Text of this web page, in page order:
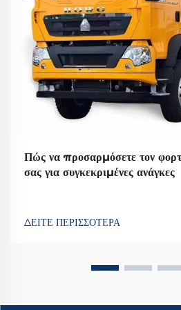
Πώς να προσαρμόσετε τον
σας για συγκεκριμένες ανάγκες
ΔΕΙΤΕ ΠΕΡΙΣΣΟΤΕΡΑ